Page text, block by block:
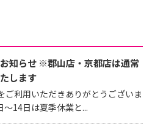
知らせ ※郡山店・京都店は通常
します
ご利用いただきありがとうございま
～14日は夏季休業と...